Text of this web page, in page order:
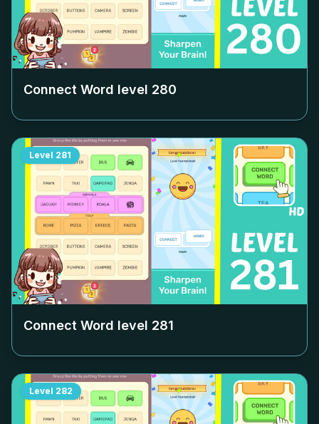
Connect Word level 280
Level 281
Connect Word level 281
Level 282